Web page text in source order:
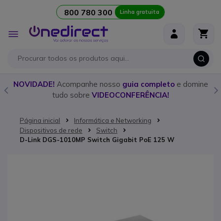
800 780 300 Linha gratuita
Alternar
Nav
NOVIDADE! Acompanhe nosso guia completoe domine
tudo sobre VIDEOCONFERÊNCIA!
Página inicial
Informática e Networking
Dispositivos de rede
Switch
D-Link DGS-1010MP Switch Gigabit PoE 125 W